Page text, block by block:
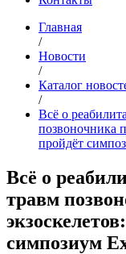
Главная
/
Новости
/
Каталог
/
Всё о
позвоночника
пройдёт
Всё о
травм
симпозиум